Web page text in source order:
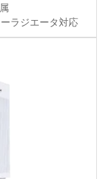
ラジエータ対応